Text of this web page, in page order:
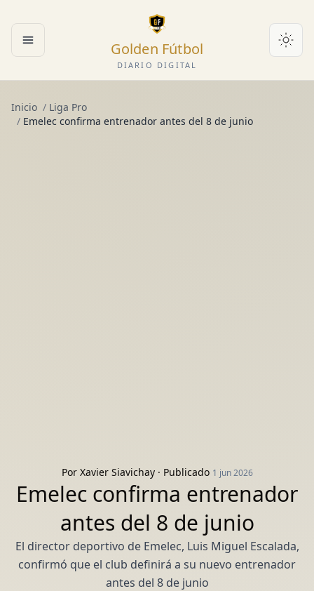
Abrir menú Golden Fútbol
DIARIO DIGITAL
Inicio / Liga Pro
/ Emelec confirma entrenador antes del 8 de junio
Por Xavier Siavichay· Publicado 1 jun 2026
Emelec confirma entrenador
antes del 8 de junio
El director deportivo de Emelec, Luis Miguel Escalada,
confirmó que el club definirá a su nuevo entrenador
antes del 8 de junio